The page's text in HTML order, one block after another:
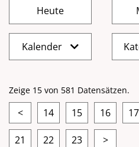
Kalender
Zeige 15 von 581 Datensätzen.
< 14 15 16 17
21 22 23 >